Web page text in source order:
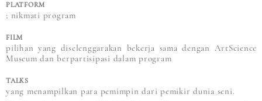
PLATFORM
; nikmati program
FILM
pilihan yang diselenggarakan bekerja sama dengan ArtScience
Museum dan berpartisipasi dalam program
TALKS
yang menampilkan para pemimpin dari pemikir dunia seni.